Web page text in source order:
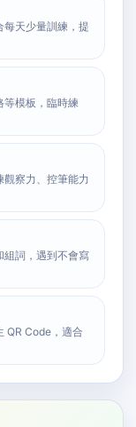
天少量訓練，提
等模板，臨時練
觀察力、控筆能力
組詞，遇到不會寫
QR Code，適合